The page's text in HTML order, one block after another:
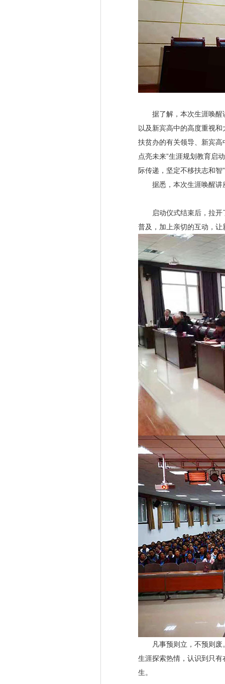
据了解，本次生涯唤醒
以及新宾高中的高度重视
扶贫办的有关领导、新宾
点亮未来”生涯规划教育启
际传递，坚定不移扶志和智
据悉，本次生涯唤醒讲
启动仪式结束后，拉开
普及，加上亲切的互动，
凡事预则立，不预则废
生涯探索热情，认识到只有
生。